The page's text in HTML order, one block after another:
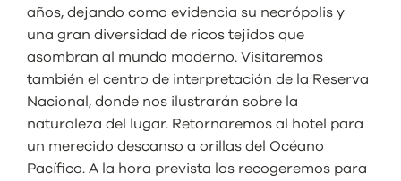
años, dejando como evidencia su necrópolis y
una gran diversidad de ricos tejidos que
asombran al mundo moderno. Visitaremos
también el centro de interpretación de la Reserva
Nacional, donde nos ilustrarán sobre la
naturaleza del lugar. Retornaremos al hotel para
un merecido descanso a orillas del Océano
Pacífico. A la hora prevista los recogeremos para